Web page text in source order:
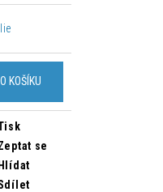
KOŠÍKU
se
Hlídat